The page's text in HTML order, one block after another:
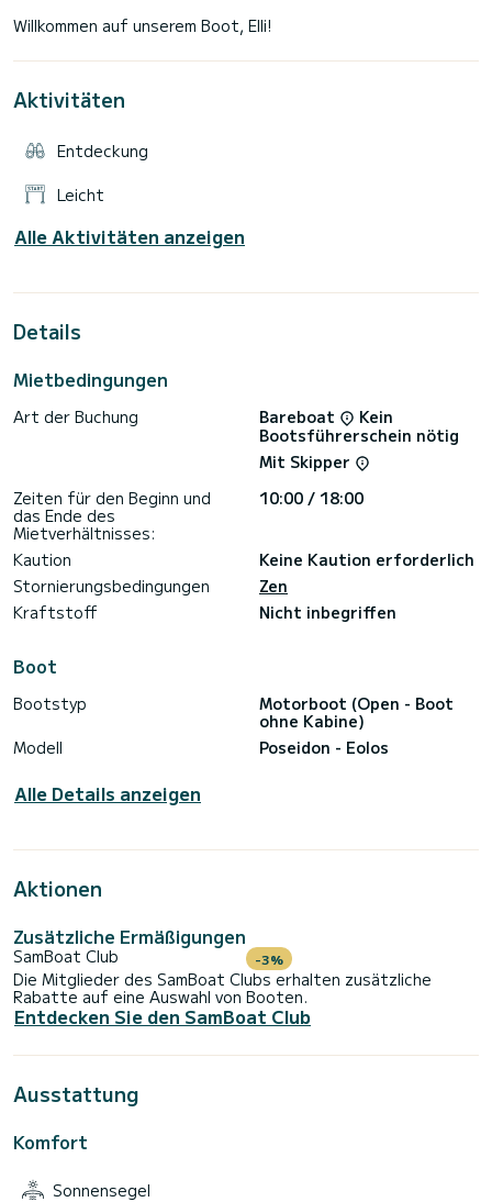
Aktivitäten
Entdeckung
Leicht
Alle Aktivitäten anzeigen
Details
Mietbedingungen
Art der Buchung Bareboat
Kein
Bootsführerschein nötig
Mit Skipper
Zeiten für den Beginn und
das Ende des
Mietverhältnisses:
10:00 / 18:00
Kaution
Keine Kaution erforderlich
Stornierungsbedingungen
Zen
Kraftstoff
Nicht inbegriffen
Boot
Bootstyp
Motorboot (Open - Boot
ohne Kabine)
Modell
Poseidon - Eolos
Alle Details anzeigen
Aktionen
Zusätzliche Ermäßigungen
SamBoat Club -3%
Die Mitglieder des SamBoat Clubs erhalten zusätzliche
Rabatte auf eine Auswahl von Booten.
Entdecken Sie den SamBoat Club
Ausstattung
Komfort
Sonnensegel